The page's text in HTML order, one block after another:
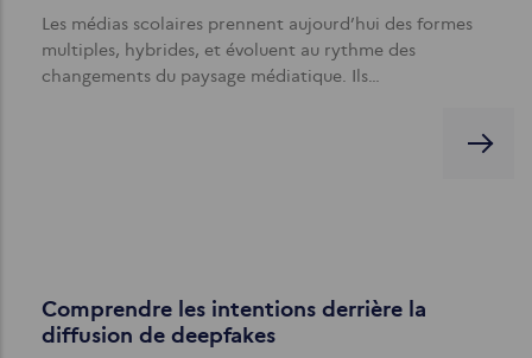
Les médias scolaires prennent aujourd’hui des formes
multiples, hybrides, et évoluent au rythme des
changements du paysage médiatique. Ils…
Comprendre les intentions derrière la
diffusion de deepfakes